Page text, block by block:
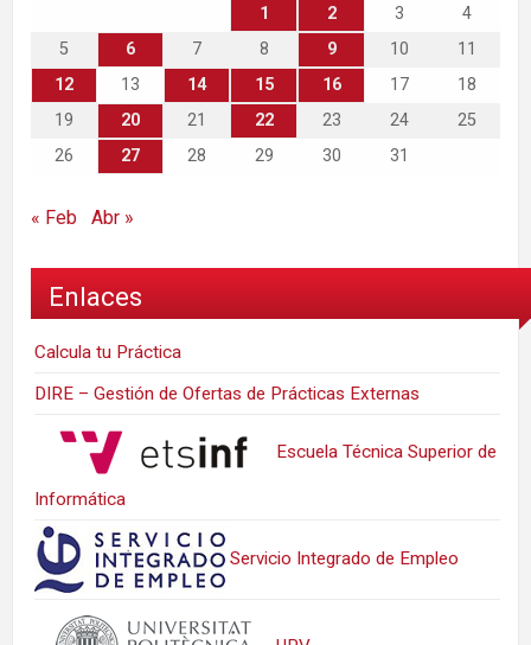
1
2 3
4
5
6 7 8 9 10
11
12
13 14 15 16 17
18
19
20 21 22 23 24
25
26
27 28 29 30 31
« Feb Abr »
Enlaces
Calcula tu Práctica
DIRE – Gestión de Ofertas de Prácticas Externas
Escuela Técnica Superior de
Informática
Servicio Integrado de Empleo